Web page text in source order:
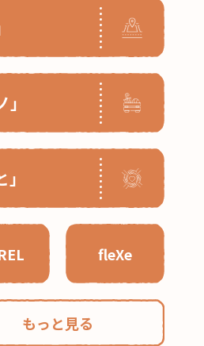
」
」
fleXe
もっと見る